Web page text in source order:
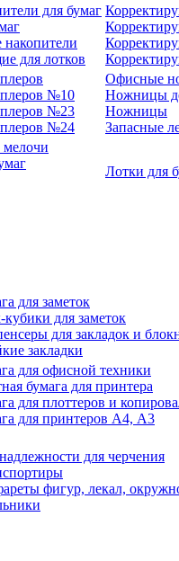
для бумаг
для лотков
№10
№23
№24
Офисные
Ножницы
Ножницы
Запасные
мелочи
Лотки для
для заметок
кубики для заметок
для закладок и
закладки
для офисной техники
бумага для принтера
для плоттеров и
для принтеров А4, А3
для черчения
фигур, лекал,